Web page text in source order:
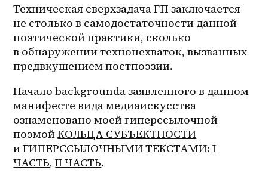
Техническая сверхзадача ГП заключается
не столько в самодостаточности данной
поэтической практики, сколько
в обнаружении технонехваток, вызванных
предвкушением постпоэзии.
Начало backgroundа заявленного в данном
манифесте вида медиаискусства
ознаменовано моей гиперссылочной
поэмой КОЛЬЦА СУБЪЕКТНОСТИ
и ГИПЕРССЫЛОЧНЫМИ ТЕКСТАМИ: I
ЧАСТЬ, II ЧАСТЬ.